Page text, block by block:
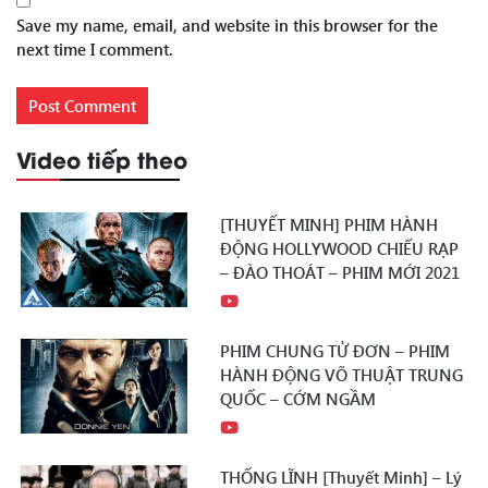
Save my name, email, and website in this browser for the
next time I comment.
Video tiếp theo
[THUYẾT MINH] PHIM HÀNH
ĐỘNG HOLLYWOOD CHIẾU RẠP
– ĐÀO THOÁT – PHIM MỚI 2021
PHIM CHUNG TỬ ĐƠN – PHIM
HÀNH ĐỘNG VÕ THUẬT TRUNG
QUỐC – CỚM NGẦM
THỐNG LĨNH [Thuyết Minh] – Lý